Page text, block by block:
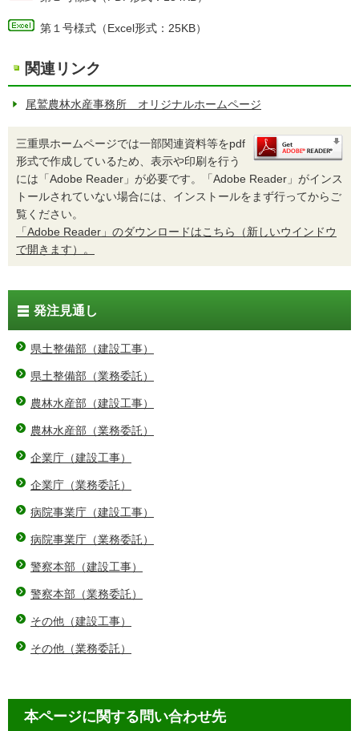
第１号様式（Excel形式：25KB）
関連リンク
尾鷲農林水産事務所 オリジナルホームページ
三重県ホームページでは一部関連資料等をpdf
形式で作成しているため、表示や印刷を行う
には「Adobe Reader」が必要です。「Adobe Reader」がインス
トールされていない場合には、インストールをまず行ってからご
覧ください。
「Adobe Reader」のダウンロードはこちら（新しいウインドウ
で開きます）。
発注見通し
県土整備部（建設工事）
県土整備部（業務委託）
農林水産部（建設工事）
農林水産部（業務委託）
企業庁（建設工事）
企業庁（業務委託）
病院事業庁（建設工事）
病院事業庁（業務委託）
警察本部（建設工事）
警察本部（業務委託）
その他（建設工事）
その他（業務委託）
本ページに関する問い合わせ先